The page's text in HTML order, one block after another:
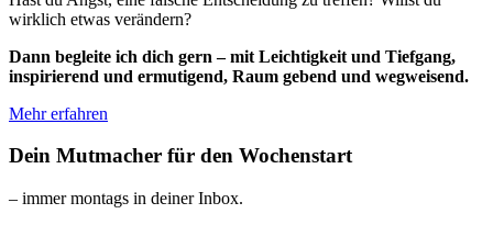
wirklich etwas verändern?
Dann begleite ich dich gern – mit Leichtigkeit und Tiefgang,
inspirierend und ermutigend, Raum gebend und wegweisend.
Mehr erfahren
Dein Mutmacher für den Wochenstart
– immer montags in deiner Inbox.